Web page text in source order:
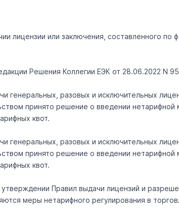
Постановлением Правительства РФ от
подлежащей обязательной
лицензии или заключения, составленного по
Решения Коллегии ЕЭК от 28.06.2022 N 95
генеральных, разовых и исключительных
принято решение о введении нетарифной
квот.
генеральных, разовых и исключительных
принято решение о введении нетарифной
квот.
Правил выдачи лицензий и
меры нетарифного регулирования в